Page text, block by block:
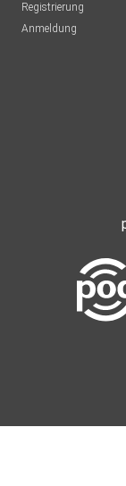
Registrierung
Anmeldung